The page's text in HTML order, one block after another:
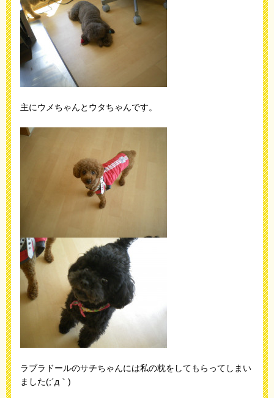
主にウメちゃんとウタちゃんです。
ラブラドールのサチちゃんには私の枕をしてもらってしまい
ました(;´д｀)